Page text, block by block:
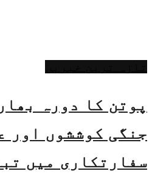
پوتن کا دورہ
جنگی کوششوں اور
سفارتکاری میں